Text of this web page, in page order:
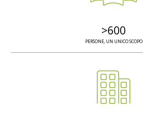
>600
PERSONE, UN UNICO SCOPO